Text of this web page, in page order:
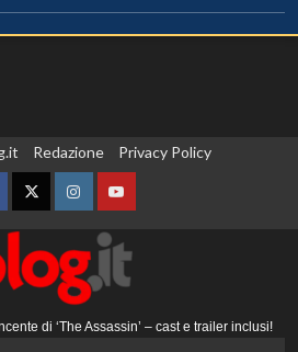
Redazione Privacy Policy
TwitterInstagramYouTube
di ‘The Assassin’ – cast e trailer inclusi!